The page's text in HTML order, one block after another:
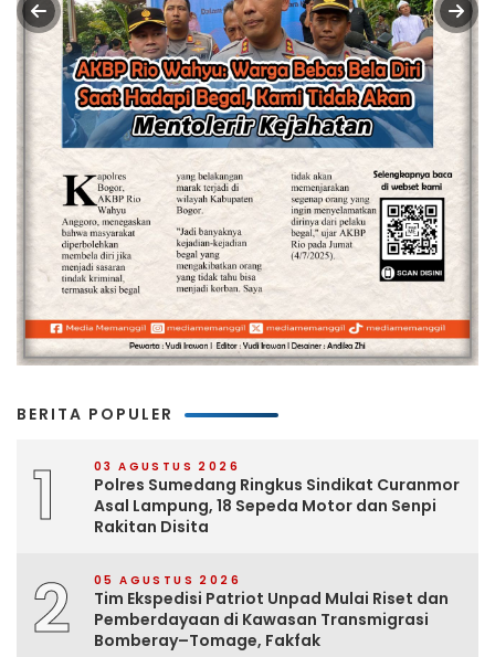
BERITA POPULER
1 03 AGUSTUS 2026
Polres Sumedang Ringkus Sindikat Curanmor
Asal Lampung, 18 Sepeda Motor dan Senpi
Rakitan Disita
2 05 AGUSTUS 2026
Tim Ekspedisi Patriot Unpad Mulai Riset dan
Pemberdayaan di Kawasan Transmigrasi
Bomberay–Tomage, Fakfak